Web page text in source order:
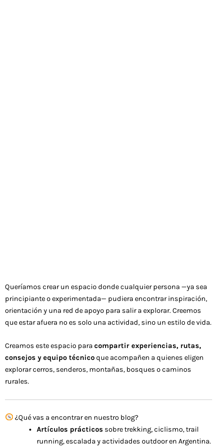
Queríamos crear un espacio donde cualquier persona —ya sea
principiante o experimentada— pudiera encontrar inspiración,
orientación y una red de apoyo para salir a explorar. Creemos
que estar afuera no es solo una actividad, sino un estilo de vida.
Creamos este espacio para compartir experiencias, rutas,
consejos y equipo técnicoque acompañen a quienes eligen
explorar cerros, senderos, montañas, bosques o caminos
rurales.
¿Qué vas a encontrar en nuestro blog?
Artículos prácticos sobre trekking, ciclismo, trail
running, escalada y actividades outdoor en Argentina.